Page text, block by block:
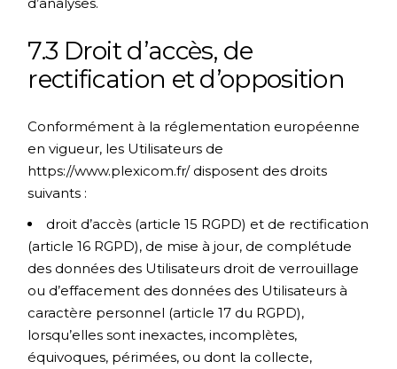
7.3 Droit d’accès, de
rectification et d’opposition
Conformément à la réglementation européenne
en vigueur, les Utilisateurs de
https://www.plexicom.fr/disposent des droits
suivants :
droit d’accès (article 15 RGPD) et de rectification
(article 16 RGPD), de mise à jour, de complétude
des données des Utilisateurs droit de verrouillage
ou d’effacement des données des Utilisateurs à
caractère personnel (article 17 du RGPD),
lorsqu’elles sont inexactes, incomplètes,
équivoques, périmées, ou dont la collecte,